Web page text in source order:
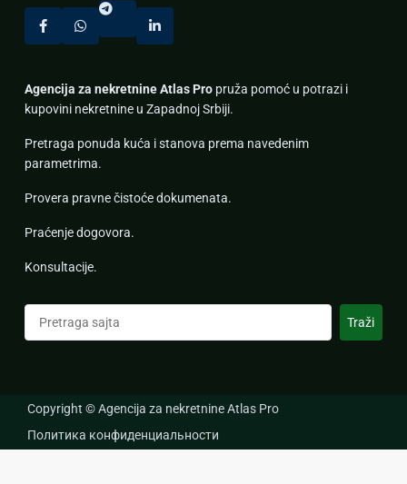
Agencija za nekretnine Atlas Pro pruža pomoć u potrazi i
kupovini nekretnine u Zapadnoj Srbiji.
Pretraga ponuda kuća i stanova prema navedenim
parametrima.
Provera pravne čistoće dokumenata.
Praćenje dogovora.
Konsultacije.
Traži
Copyright © Agencija za nekretnine Atlas Pro
Политика конфиденциальности